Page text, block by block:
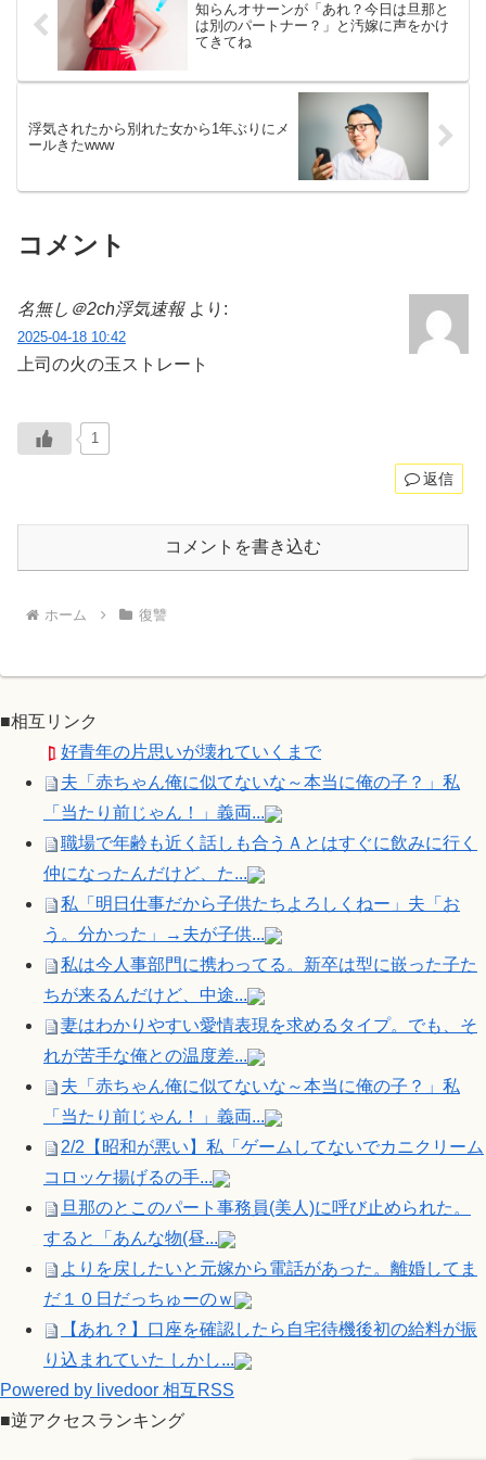
知らんオサーンが「あれ？今日は旦那と
は別のパートナー？」と汚嫁に声をかけ
てきてね
浮気されたから別れた女から1年ぶりにメ
ールきたwww
コメント
名無し＠2ch浮気速報 より:
2025-04-18 10:42
上司の火の玉ストレート
1
返信
コメントを書き込む
ホーム 復讐
■相互リンク
好青年の片思いが壊れていくまで
夫「赤ちゃん俺に似てないな～本当に俺の子？」私
「当たり前じゃん！」義両...
職場で年齢も近く話しも合うＡとはすぐに飲みに行く
仲になったんだけど、た...
私「明日仕事だから子供たちよろしくねー」夫「お
う。分かった」→夫が子供...
私は今人事部門に携わってる。新卒は型に嵌った子た
ちが来るんだけど、中途...
妻はわかりやすい愛情表現を求めるタイプ。でも、そ
れが苦手な俺との温度差...
夫「赤ちゃん俺に似てないな～本当に俺の子？」私
「当たり前じゃん！」義両...
2/2【昭和が悪い】私「ゲームしてないでカニクリーム
コロッケ揚げるの手...
旦那のとこのパート事務員(美人)に呼び止められた。
すると「あんな物(昼...
よりを戻したいと元嫁から電話があった。離婚してま
だ１０日だっちゅーのｗ
【あれ？】口座を確認したら自宅待機後初の給料が振
り込まれていた しかし...
Powered by livedoor 相互RSS
■逆アクセスランキング